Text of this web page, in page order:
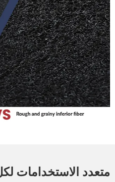
متعدد الاستخدامات